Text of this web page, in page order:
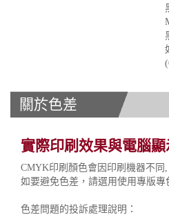
關於色差
實際印刷效果與電腦
CMYK印刷顏色會因印刷機器不同
如要避免色差，請選用使用專版專
色差問題的投訴處理說明：